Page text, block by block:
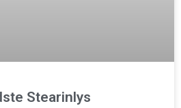
Stearinlys